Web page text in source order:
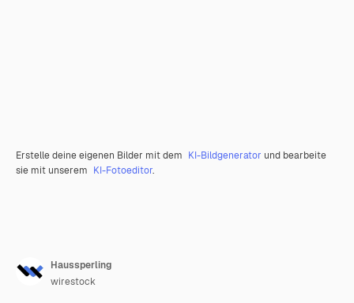
Erstelle deine eigenen Bilder mit dem KI-Bildgenerator und bearbeite
sie mit unserem KI-Fotoeditor.
Haussperling
wirestock